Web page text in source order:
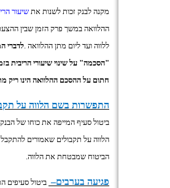
מקנה לבנק זכות לשנות את שיעור
ההלוואה במשך פרק הזמן שבין
ללווה ועד ליום מתן ההלוואה .לדברי
"הסכמה" על שינוי שיעורי הריבית
חתום על ההסכם ההלוואה הינו ריק
התפשרות בשם הלווה על
ביטול סעיף המייפה את כוחו של
הלווה על תקבולים שאמורים
הביטוח שמבטחת את הלווה.
פגיעה בערבים– ביטול סעיפים